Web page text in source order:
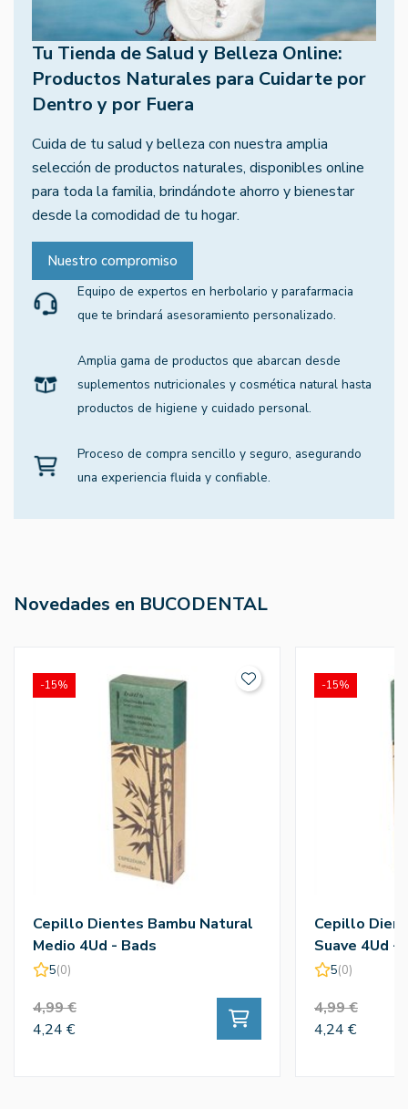
Tu Tienda de Salud y Belleza Online:
Productos Naturales para Cuidarte por
Dentro y por Fuera
Cuida de tu salud y belleza con nuestra amplia
selección de productos naturales, disponibles online
para toda la familia, brindándote ahorro y bienestar
desde la comodidad de tu hogar.
Nuestro compromiso
Equipo de expertos en herbolario y parafarmacia
que te brindará asesoramiento personalizado.
Amplia gama de productos que abarcan desde
suplementos nutricionales y cosmética natural hasta
productos de higiene y cuidado personal.
Proceso de compra sencillo y seguro, asegurando
una experiencia fluida y confiable.
Novedades en BUCODENTAL
Cepillo Dientes Bambu Natural
Medio 4Ud - Bads
5(0)
4,99 €
4,24 €
-15%
Cepillo
Suave 4Ud -
5(0)
4,99 €
4,24 €
-15%